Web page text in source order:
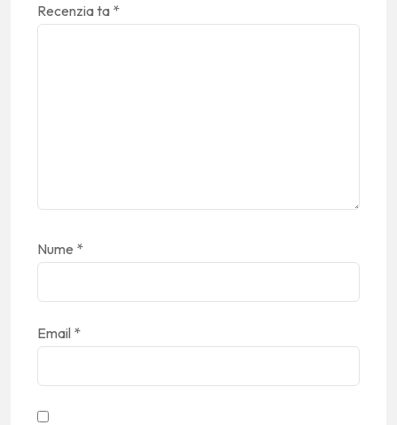
Recenzia ta *
Nume *
Email *